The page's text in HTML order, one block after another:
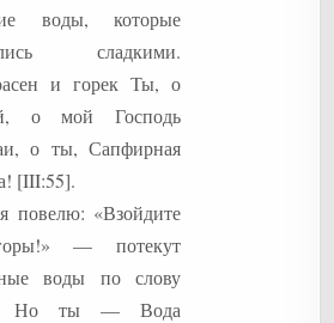
воды, которые
сладкими.
и горек Ты, о
о мой Господь
о ты, Сапфирная
[III:55].
повелю: «Взойдите
— потекут
воды по слову
Но ты — Вода